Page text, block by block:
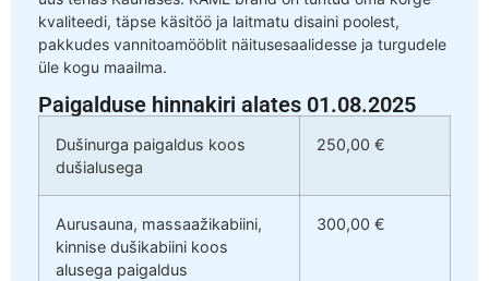
kvaliteedi, täpse käsitöö ja laitmatu disaini poolest,
pakkudes vannitoamööblit näitusesaalidesse ja turgudele
üle kogu maailma.
Paigalduse hinnakiri alates 01.08.2025
Dušinurga paigaldus koos
dušialusega
250,00 €
Aurusauna, massaažikabiini,
kinnise dušikabiini koos
alusega paigaldus
300,00 €